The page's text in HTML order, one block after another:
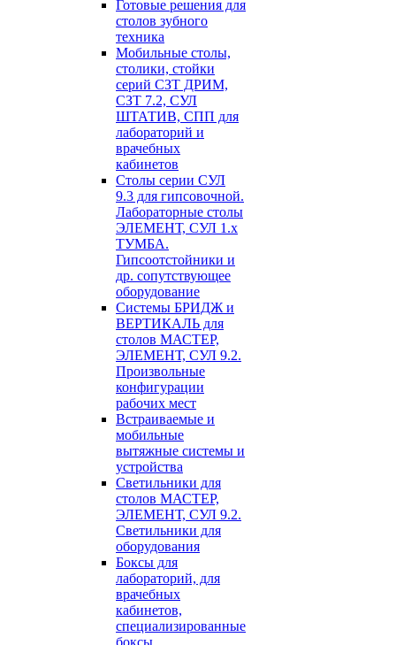
Готовые решения для
столов зубного
техника
Мобильные столы,
столики, стойки
серий СЗТ ДРИМ,
СЗТ 7.2, СУЛ
ШТАТИВ, СПП для
лабораторий и
врачебных
кабинетов
Столы серии СУЛ
9.3 для гипсовочной.
Лабораторные столы
ЭЛЕМЕНТ, СУЛ 1.х
ТУМБА.
Гипсоотстойники и
др. сопутствующее
оборудование
Системы БРИДЖ и
ВЕРТИКАЛЬ для
столов МАСТЕР,
ЭЛЕМЕНТ, СУЛ 9.2.
Произвольные
конфигурации
рабочих мест
Встраиваемые и
мобильные
вытяжные системы и
устройства
Светильники для
столов МАСТЕР,
ЭЛЕМЕНТ, СУЛ 9.2.
Светильники для
оборудования
Боксы для
лабораторий, для
врачебных
кабинетов,
специализированные
боксы